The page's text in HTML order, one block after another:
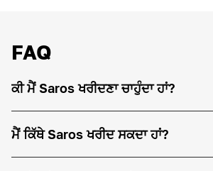
FAQ
ਕੀ ਮੈਂ Saros ਖਰੀਦਣਾ ਚਾਹੁੰਦਾ ਹਾਂ?
ਮੈਂ ਕਿੱਥੇ Saros ਖਰੀਦ ਸਕਦਾ ਹਾਂ?